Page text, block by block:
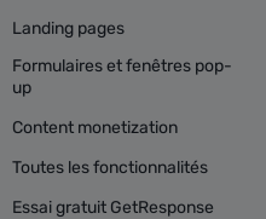
Landing pages
Formulaires et fenêtres pop-
up
Content monetization
Toutes les fonctionnalités
Essai gratuit GetResponse